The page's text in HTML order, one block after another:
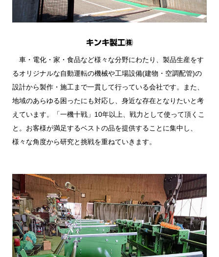
キンキ製工㈱
車・電化・家・食品など様々な分野にわたり、製品生産をす
るオリジナルな自動運転の機械や工場設備(建物・空調配管)の
設計から製作・施工まで一貫して行っている会社です。また、
地域のあらゆる困ったにも対応し、身近な存在となりたいと考
えています。「一機十戦」10年以上、戦力として使って頂くこ
と。お客様が満足するベストの品を提供することに集中し、
様々な角度から研究と挑戦を重ねていきます。